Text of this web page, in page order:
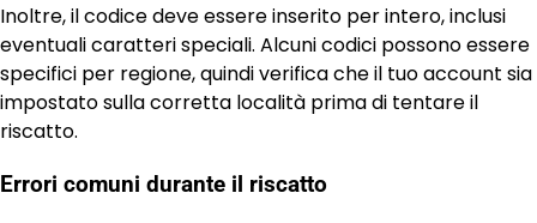
Inoltre, il codice deve essere inserito per intero, inclusi
eventuali caratteri speciali. Alcuni codici possono essere
specifici per regione, quindi verifica che il tuo account sia
impostato sulla corretta località prima di tentare il
riscatto.
Errori comuni durante il riscatto